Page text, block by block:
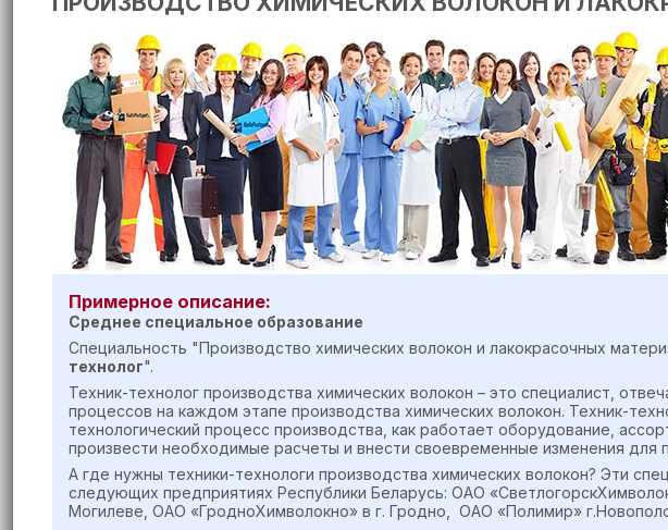
Примерное описание:
Среднее специальное образование
Специальность "Производство химических волокон и лакокрасочных
технолог".
Техник-технолог производства химических волокон – это специалист,
процессов на каждом этапе производства химических волокон. Техник-
технологический процесс производства, как работает оборудование,
произвести необходимые расчеты и внести своевременные изменения для
А где нужны техники-технологи производства химических волокон? Эти
следующих предприятиях Республики Беларусь: ОАО
Могилеве, ОАО «ГродноХимволокно» в г. Гродно, ОАО «Полимир»